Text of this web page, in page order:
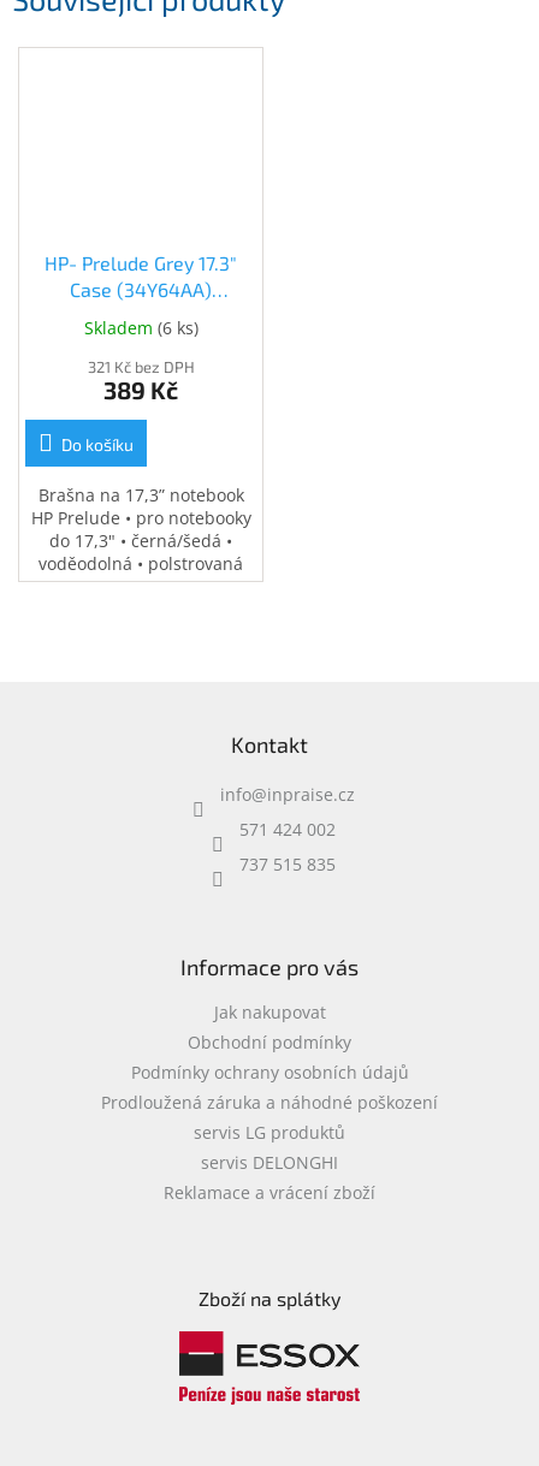
HP- Prelude Grey 17.3"
Case (34Y64AA)
(34Y64AA)
Skladem (6 ks)
321 Kč bez DPH
389 Kč
Do košíku
Brašna na 17,3” notebook
HP Prelude • pro notebooky
do 17,3" • černá/šedá •
voděodolná • polstrovaná
přihrádka na notebook •
Kontakt
info@inpraise.cz
571 424 002
737 515 835
Informace pro vás
Jak nakupovat
Obchodní podmínky
Podmínky ochrany osobních údajů
Prodloužená záruka a náhodné poškození
servis LG produktů
servis DELONGHI
Reklamace a vrácení zboží
Zboží na splátky